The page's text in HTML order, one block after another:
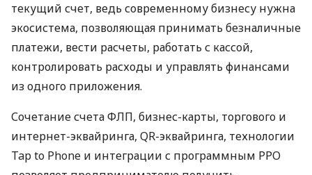
текущий счет, ведь современному бизнесу нужна
экосистема, позволяющая принимать безналичные
платежи, вести расчеты, работать с кассой,
контролировать расходы и управлять финансами
из одного приложения.
Сочетание счета ФЛП, бизнес-карты, торгового и
интернет-эквайринга, QR-эквайринга, технологии
Tap to Phone и интеграции с программным РРО